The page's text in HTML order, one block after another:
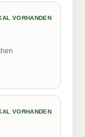
VORHANDEN
VORHANDEN